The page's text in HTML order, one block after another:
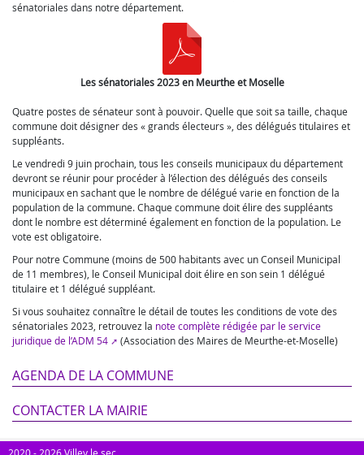
sénatoriales dans notre département.
Les sénatoriales 2023 en Meurthe et Moselle
Quatre postes de sénateur sont à pouvoir. Quelle que soit sa taille, chaque
commune doit désigner des « grands électeurs », des délégués titulaires et
suppléants.
Le vendredi 9 juin prochain, tous les conseils municipaux du département
devront se réunir pour procéder à l’élection des délégués des conseils
municipaux en sachant que le nombre de délégué varie en fonction de la
population de la commune. Chaque commune doit élire des suppléants
dont le nombre est déterminé également en fonction de la population. Le
vote est obligatoire.
Pour notre Commune (moins de 500 habitants avec un Conseil Municipal
de 11 membres), le Conseil Municipal doit élire en son sein 1 délégué
titulaire et 1 délégué suppléant.
Si vous souhaitez connaître le détail de toutes les conditions de vote des
sénatoriales 2023, retrouvez la note complète rédigée par le service
juridique de l’ADM 54
(Association des Maires de Meurthe-et-Moselle)
AGENDA DE LA COMMUNE
CONTACTER LA MAIRIE